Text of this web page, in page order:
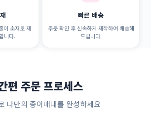
이 소재로 제
니다.
빠른 배송
주문 확인 후 신속하게 제작하여 배송해
드립니다.
편 주문 프로세스
나만의 종이매대를 완성하세요